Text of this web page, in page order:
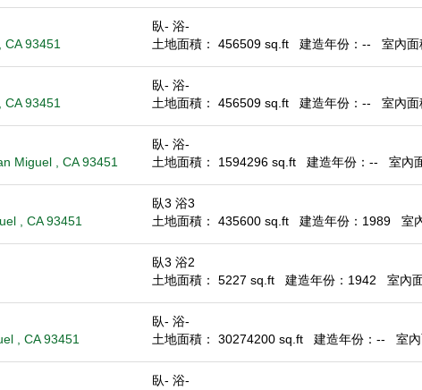
93451
臥- 浴-
土地面積： 456509 sq.ft
建造年份：-- 室內
93451
臥- 浴-
土地面積： 456509 sq.ft
建造年份：-- 室內
Miguel , CA 93451
臥- 浴-
土地面積： 1594296 sq.ft
建造年份：-- 室內
, CA 93451
臥3 浴3
土地面積： 435600 sq.ft
建造年份：1989 室
臥3 浴2
土地面積： 5227 sq.ft
建造年份：1942 室內
, CA 93451
臥- 浴-
土地面積： 30274200 sq.ft
建造年份：-- 室
臥- 浴-